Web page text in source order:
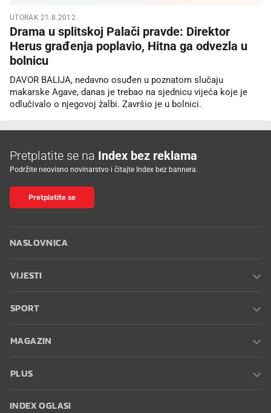
UTORAK 21.8.2012.
Drama u splitskoj Palači pravde: Direktor
Herus građenja poplavio, Hitna ga odvezla u
bolnicu
DAVOR BALIJA, nedavno osuđen u poznatom slučaju
makarske Agave, danas je trebao na sjednicu vijeća koje je
odlučivalo o njegovoj žalbi. Završio je u bolnici.
Pretplatite se na Index bez reklama
Podržite neovisno novinarstvo i čitajte Index bez bannera.
Pretplatite se
NASLOVNICA
VIJESTI
SPORT
MAGAZIN
PLUS
INDEX OGLASI